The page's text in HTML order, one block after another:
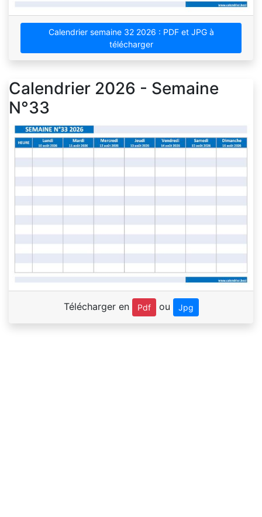
Calendrier semaine 32 2026 : PDF et JPG à
télécharger
Calendrier 2026 - Semaine
N°33
Télécharger en Pdf ou Jpg